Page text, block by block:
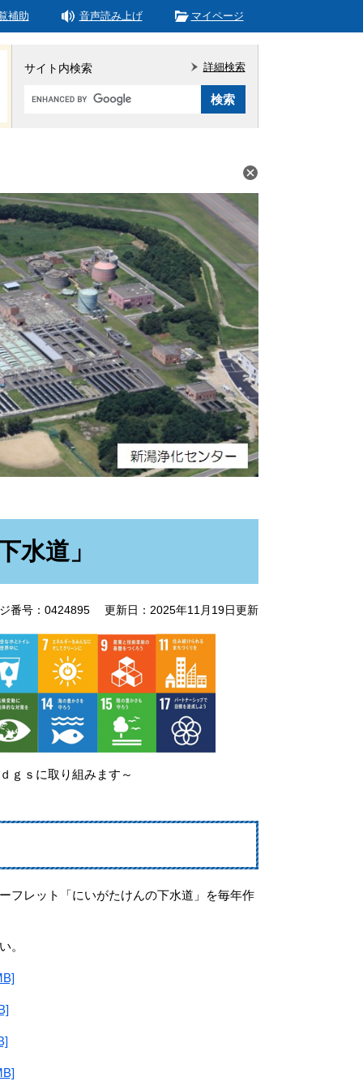
補助 音声読み上げ マイページ
サイト内検索
Google
索
詳細検索
水道」
番号：0424895 更新日：2025年11月19日更新
り組みます～
フレット「にいがたけんの下水道」を毎年作
。